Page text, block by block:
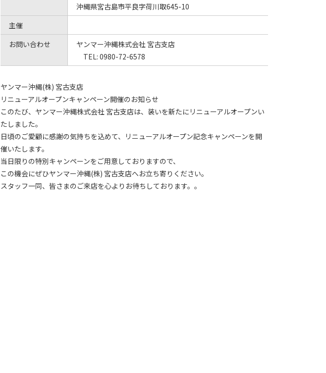
沖縄県宮古島市平良字荷川取645-10
主催
お問い合わせ
ヤンマー沖縄株式会社 宮古支店
TEL: 0980-72-6578
ヤンマー沖縄(株) 宮古支店
リニューアルオープンキャンペーン開催のお知らせ
このたび、ヤンマー沖縄株式会社 宮古支店は、装いを新たにリニューアルオープンい
たしました。
日頃のご愛顧に感謝の気持ちを込めて、リニューアルオープン記念キャンペーンを開
催いたします。
当日限りの特別キャンペーンをご用意しておりますので、
この機会にぜひヤンマー沖縄(株) 宮古支店へお立ち寄りください。
スタッフ一同、皆さまのご来店を心よりお待ちしております。。